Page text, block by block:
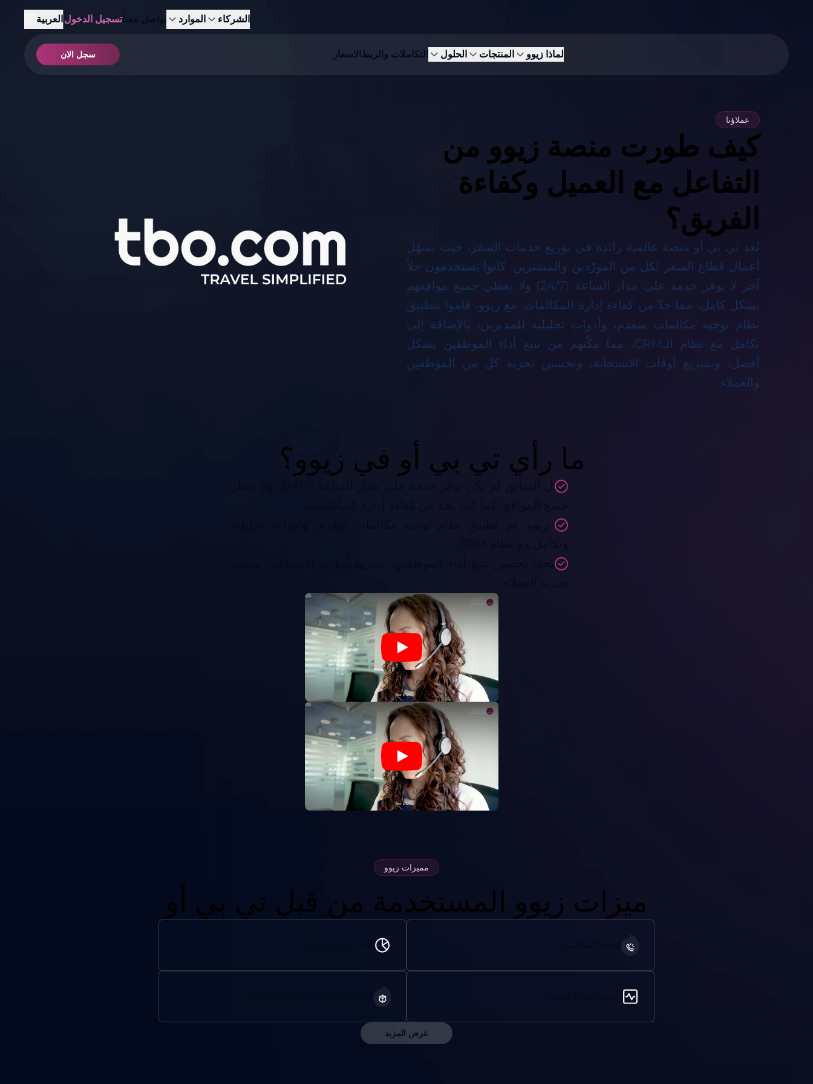
الشركاء الموارد تواصل معناتسجيل الدخولالعربية
لماذا زيوو المنتجات الحلول التكاملات والربط الاسعار سجل الان
عملاؤنا
كيف طورت منصة زيوو من
التفاعل مع العميل وكفاءة
الفريق؟
تُعد تي بي أو منصة عالمية رائدة في توزيع خدمات السفر، حيث تسهّل
أعمال قطاع السفر لكل من المورّدين والمشترين. كانوا يستخدمون حلاً
آخر لا يوفر خدمة على مدار الساعة (24/7) ولا يغطي جميع مواقعهم
بشكل كامل، مما حدّ من كفاءة إدارة المكالمات. مع زيوو، قاموا بتطبيق
نظام توجيه مكالمات متقدم، وأدوات تحليلية للمديرين، بالإضافة إلى
تكامل مع نظام الـCRM، مما مكّنهم من تتبع أداء الموظفين بشكل
أفضل، وتسريع أوقات الاستجابة، وتحسين تجربة كل من الموظفين
والعملاء.
ما رأي تي بي أو في زيوو؟
مع زيوو، تم تطبيق نظام توجيه مكالمات متقدم، وأدوات تحليلية،
النتيجة: تحسين تتبع أداء الموظفين، تسريع أوقات الاستجابة، وتعزيز
مميزات زيوو
ميزات زيوو المستخدمة من قبل تي بي أو
عرض المزيد